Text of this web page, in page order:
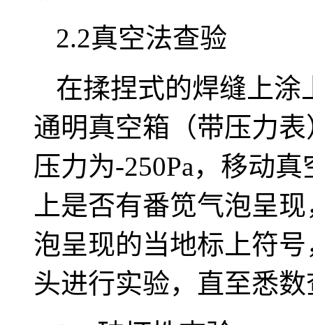
2.2真空法查验
在揉捏式的焊缝上涂
通明真空箱（带压力
压力为-250Pa，移动
上是否有番笕气泡呈
泡呈现的当地标上符
头进行实验，直至悉